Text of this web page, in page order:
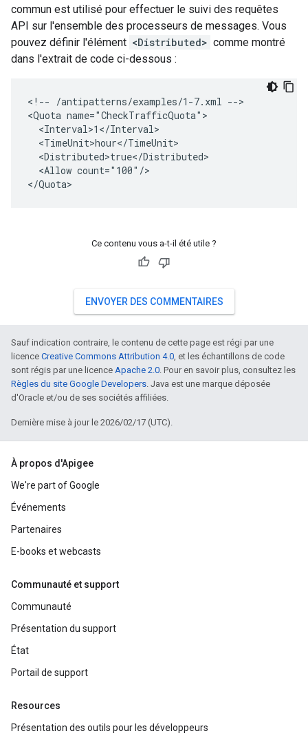
commun est utilisé pour effectuer le suivi des requêtes
API sur l'ensemble des processeurs de messages. Vous
pouvez définir l'élément <Distributed> comme montré
dans l'extrait de code ci-dessous :
< !-- /antipatterns/examples/1-7.xml -->
<Quota name="CheckTrafficQuota"
  <Interval>1</Interval>
  <TimeUnit>hour</TimeUnit>
  <Distributed>true</Distributed>
  <Allow count="100"/>
</Quota>
Ce contenu vous a-t-il été utile ?
ENVOYER DES COMMENTAIRES
Sauf indication contraire, le contenu de cette page est régi par une
licence Creative Commons Attribution 4.0 , et les échantillons de code
sont régis par une licence Apache 2.0 . Pour en savoir plus, consultez les
Règles du site Google Developers . Java est une marque déposée
d'Oracle et/ou de ses sociétés affiliées.
Dernière mise à jour le 2026/02/17 (UTC).
À propos d'Apigee
We're part of Google
Événements
Partenaires
E-books et webcasts
Communauté et support
Communauté
Présentation du support
État
Portail de support
Resources
Présentation des outils pour les développeurs